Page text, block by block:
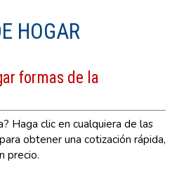
HOGAR
formas de la
Haga clic en cualquiera de las
obtener una cotización rápida,
precio.